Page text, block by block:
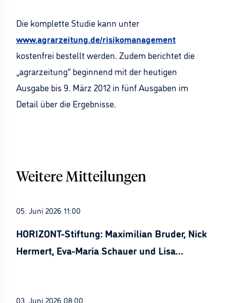
Die komplette Studie kann unter
www.agrarzeitung.de/risikomanagement
kostenfrei bestellt werden. Zudem berichtet die
„agrarzeitung“ beginnend mit der heutigen
Ausgabe bis 9. März 2012 in fünf Ausgaben im
Detail über die Ergebnisse.
Weitere Mitteilungen
05. Juni 2026 11:00
HORIZONT-Stiftung: Maximilian Bruder, Nick
Hermert, Eva-Maria Schauer und Lisa
03. Juni 2026 08:00